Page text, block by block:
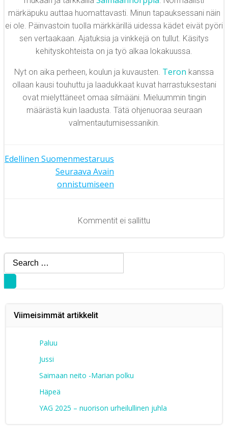
märkäpuku auttaa huomattavasti. Minun tapauksessani näin
ei ole. Päinvastoin tuolla märkkärillä uidessa kädet eivät pyöri
sen vertaakaan. Ajatuksia ja vinkkejä on tullut. Käsitys
kehityskohteista on ja työ alkaa lokakuussa.
Nyt on aika perheen, koulun ja kuvausten. Teron kanssa
ollaan kausi touhuttu ja laadukkaat kuvat harrastuksestani
ovat mielyttäneet omaa silmääni. Mieluummin tingin
määrästä kuin laadusta. Tätä ohjenuoraa seuraan
valmentautumisessanikin.
Artikkelien
selaus
Edellinen Suomenmestaruus
Artikkelien
Seuraava Avain
onnistumiseen
Kommentit ei sallittu
Search
for:
Viimeisimmät artikkelit
Paluu
Jussi
Saimaan neito -Marian polku
Häpeä
YAG 2025 – nuorison urheilullinen juhla